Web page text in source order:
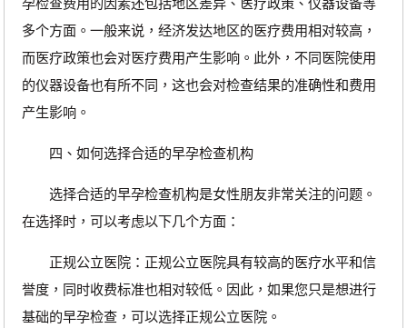
多个方面。一般来说，经济发达地区的医疗费用相对较高，
而医疗政策也会对医疗费用产生影响。此外，不同医院使用
的仪器设备也有所不同，这也会对检查结果的准确性和费用
产生影响。
四、如何选择合适的早孕检查机构
选择合适的早孕检查机构是女性朋友非常关注的问题。
在选择时，可以考虑以下几个方面：
正规公立医院：正规公立医院具有较高的医疗水平和信
誉度，同时收费标准也相对较低。因此，如果您只是想进行
基础的早孕检查，可以选择正规公立医院。